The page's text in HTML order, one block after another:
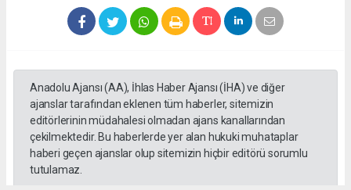
Anadolu Ajansı (AA), İhlas Haber Ajansı (İHA) ve diğer
ajanslar tarafından eklenen tüm haberler, sitemizin
editörlerinin müdahalesi olmadan ajans kanallarından
çekilmektedir. Bu haberlerde yer alan hukuki muhataplar
haberi geçen ajanslar olup sitemizin hiçbir editörü sorumlu
tutulamaz.